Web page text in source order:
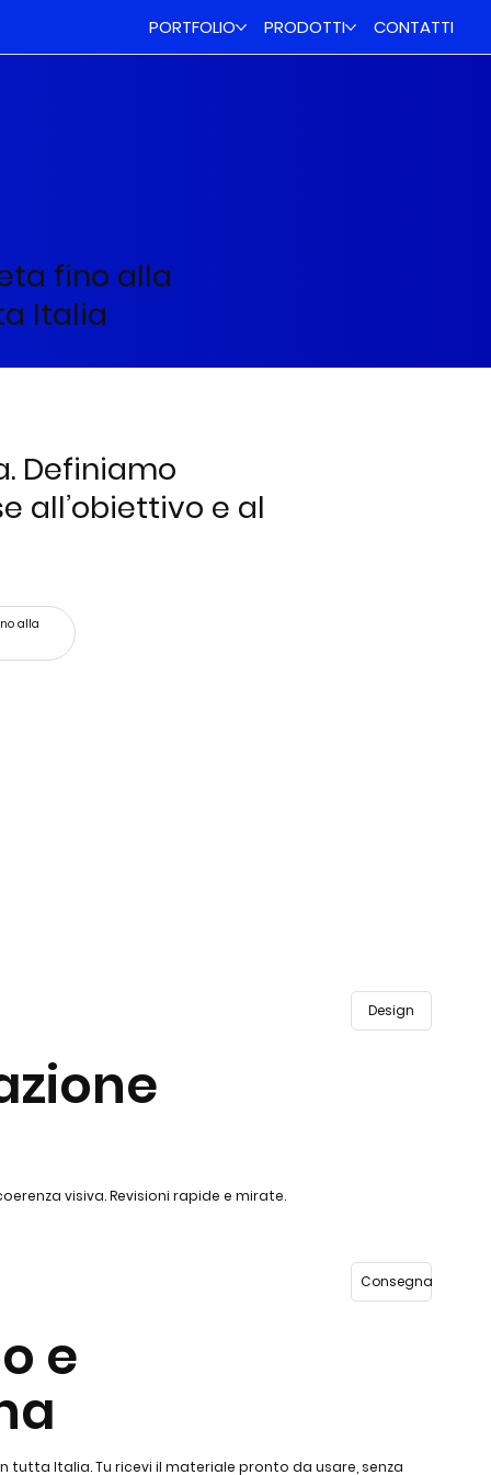
PORTFOLIO PRODOTTI CONTATTI
fino alla
Italia
Definiamo
all’obiettivo e al
alla
Design
visiva. Revisioni rapide e mirate.
Consegna
e
tutta Italia. Tu ricevi il materiale pronto da usare, senza